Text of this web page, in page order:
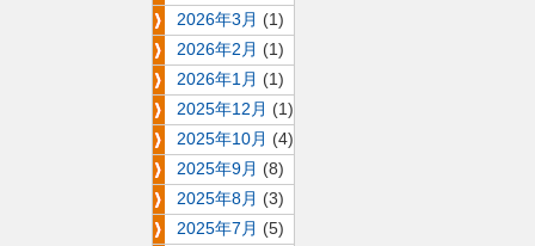
2026年3月 (1)
2026年2月 (1)
2026年1月 (1)
2025年12月 (1)
2025年10月 (4)
2025年9月 (8)
2025年8月 (3)
2025年7月 (5)